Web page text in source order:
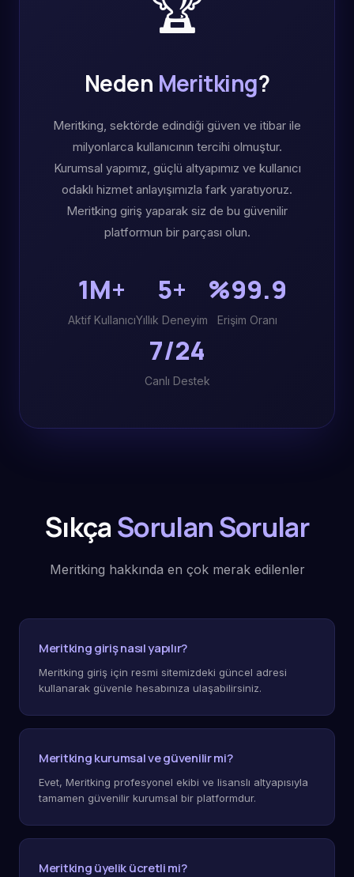
Neden Meritking?
Meritking, sektörde edindiği güven ve itibar ile
milyonlarca kullanıcının tercihi olmuştur.
Kurumsal yapımız, güçlü altyapımız ve kullanıcı
odaklı hizmet anlayışımızla fark yaratıyoruz.
Meritking giriş yaparak siz de bu güvenilir
platformun bir parçası olun.
1M+
Aktif Kullanıcı
5+
Yıllık Deneyim
%99.9
Erişim Oranı
7/24
Canlı Destek
SıkçaSorulan Sorular
Meritking hakkında en çok merak edilenler
Meritking giriş nasıl yapılır?
Meritking giriş için resmi sitemizdeki güncel adresi
kullanarak güvenle hesabınıza ulaşabilirsiniz.
Meritking kurumsal ve güvenilir mi?
Evet, Meritking profesyonel ekibi ve lisanslı altyapısıyla
tamamen güvenilir kurumsal bir platformdur.
Meritking üyelik ücretli mi?